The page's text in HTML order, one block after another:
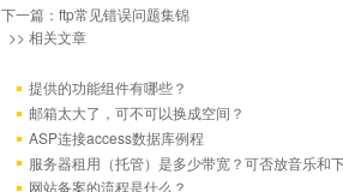
下一篇： ftp常见错误问题集锦
>> 相关文章
提供的功能组件有哪些？
邮箱太大了，可不可以换成空间？
ASP连接access数据库例程
服务器租用（托管）是多少带宽？可否放音乐和
网站备案的流程是什么？